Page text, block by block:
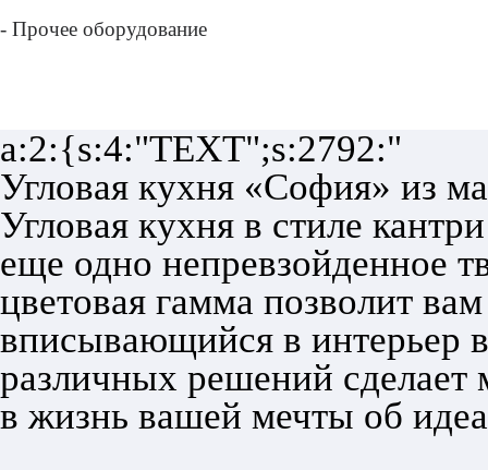
- Прочее оборудование
a:2:{s:4:"TEXT";s:2792:"
Угловая кухня «София» из
Угловая кухня в стиле
еще одно непревзойденное
цветовая гамма позволит
вписывающийся в интерьер
различных решений
в жизнь вашей мечты об